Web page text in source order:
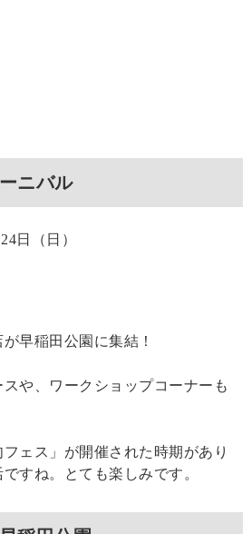
ニバル
日（日）
早稲田公園に集結！
や、ワークショップコーナーも
ェス」が開催された時期があり
すね。とても楽しみです。